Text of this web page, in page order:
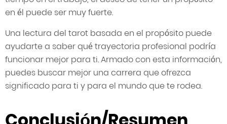
en él puede ser muy fuerte.
Una lectura del tarot basada en el propósito puede
ayudarte a saber qué trayectoria profesional podría
funcionar mejor para ti. Armado con esta información,
puedes buscar mejor una carrera que ofrezca
significado para ti y para el mundo que te rodea.